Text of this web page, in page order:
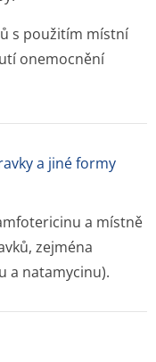
s použitím místní
onemocnění
a jiné formy
a místně
zejména
a natamycinu).